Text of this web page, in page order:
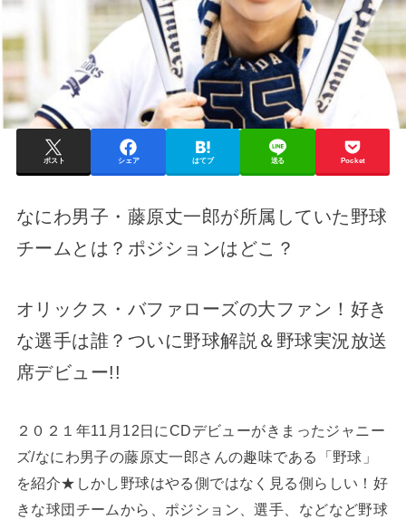
ポスト シェア はてブ 送る Pocket
なにわ男子・藤原丈一郎が所属していた野球
チームとは？ポジションはどこ？
オリックス・バファローズの大ファン！好き
な選手は誰？ついに野球解説＆野球実況放送
席デビュー!!
２０２１年11月12日にCDデビューがきまったジャニー
ズ/なにわ男子の藤原丈一郎さんの趣味である「野球」
を紹介★しかし野球はやる側ではなく見る側らしい！好
きな球団チームから、ポジション、選手、などなど野球